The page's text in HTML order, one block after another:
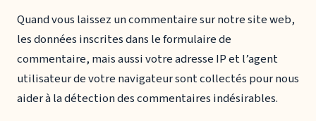
Quand vous laissez un commentaire sur notre site web,
les données inscrites dans le formulaire de
commentaire, mais aussi votre adresse IP et l’agent
utilisateur de votre navigateur sont collectés pour nous
aider à la détection des commentaires indésirables.